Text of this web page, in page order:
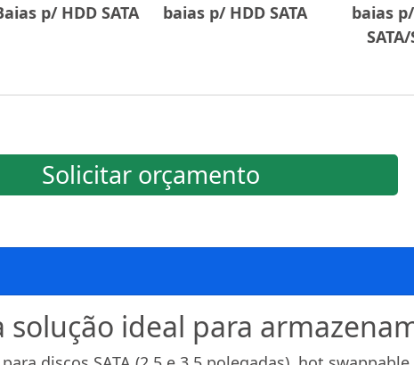
p/ HDD SATA
baias p/ HDD SATA
baias
SATA/
Solicitar orçamento
solução ideal para